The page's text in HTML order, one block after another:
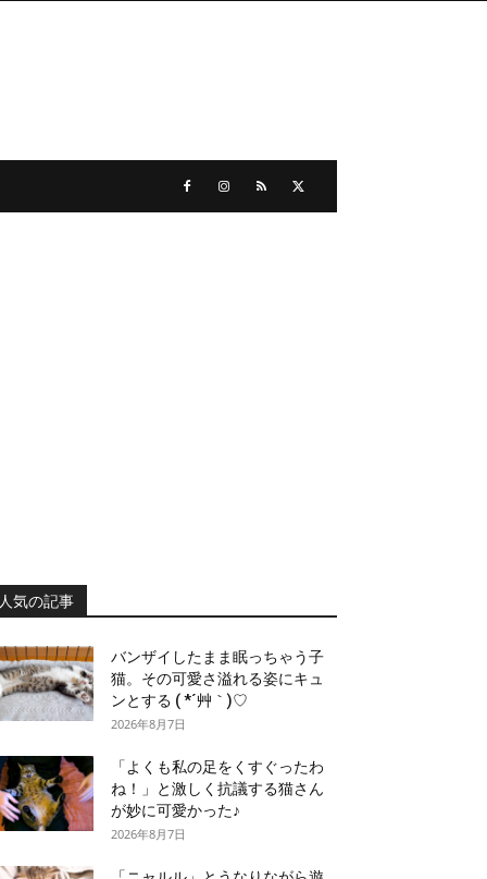
人気の記事
バンザイしたまま眠っちゃう子
猫。その可愛さ溢れる姿にキュ
ンとする ( *´艸｀)♡
2026年8月7日
「よくも私の足をくすぐったわ
ね！」と激しく抗議する猫さん
が妙に可愛かった♪
2026年8月7日